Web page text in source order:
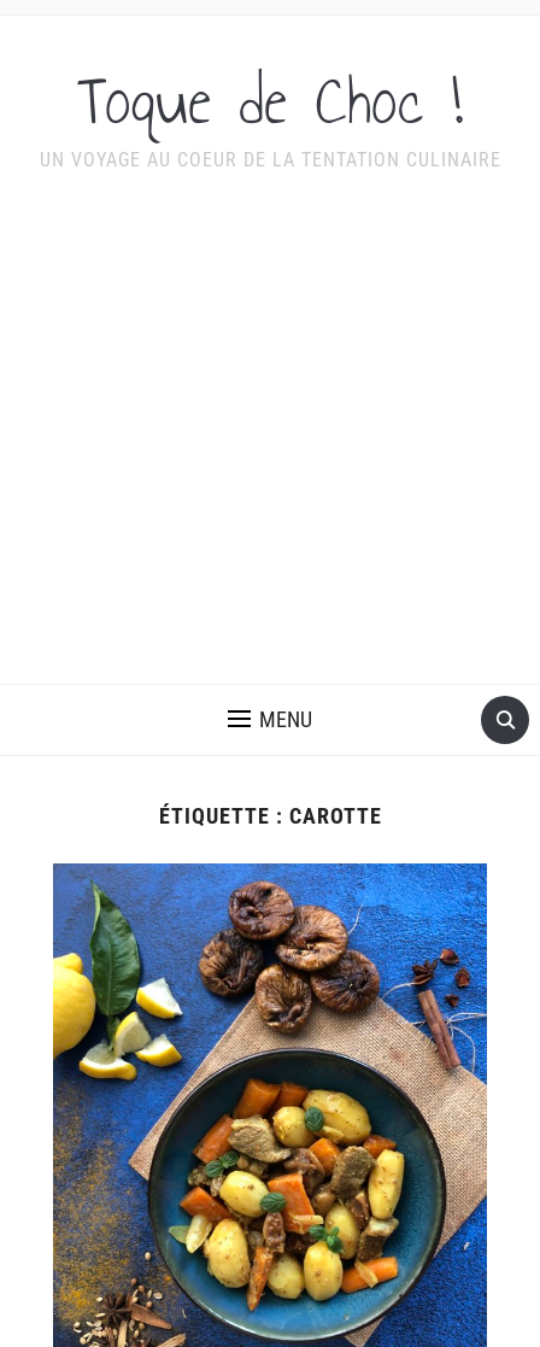
Toque de Choc !
UN VOYAGE AU COEUR DE LA TENTATION CULINAIRE
MENU
ÉTIQUETTE : CAROTTE